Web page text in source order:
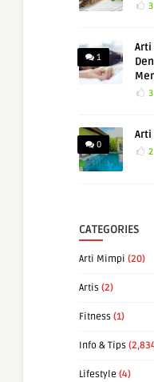
3
1
Arti
3
0
Arti
2
CATEGORIES
Arti Mimpi (20)
Artis (2)
Fitness (1)
Info & Tips
Lifestyle (4)